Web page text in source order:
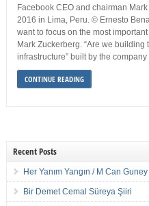
Facebook CEO and chairman
2016 in Lima, Peru. © Ernesto
want to focus on the most
Mark Zuckerberg. “Are we building
infrastructure” built by the
CONTINUE READING
Recent Posts
Her Yanım Yangın / M Can Guney
Bir Demet Cemal Süreya Şiiri